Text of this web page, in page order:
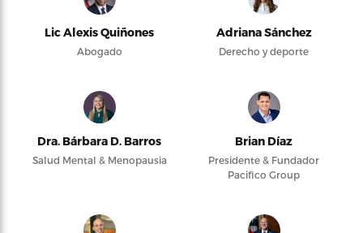
Lic Alexis Quiñones
Abogado
Adriana Sánchez
Derecho y deporte
Dra. Bárbara D. Barros
Salud Mental & Menopausia
Brian Díaz
Presidente & Fundador
Pacifico Group